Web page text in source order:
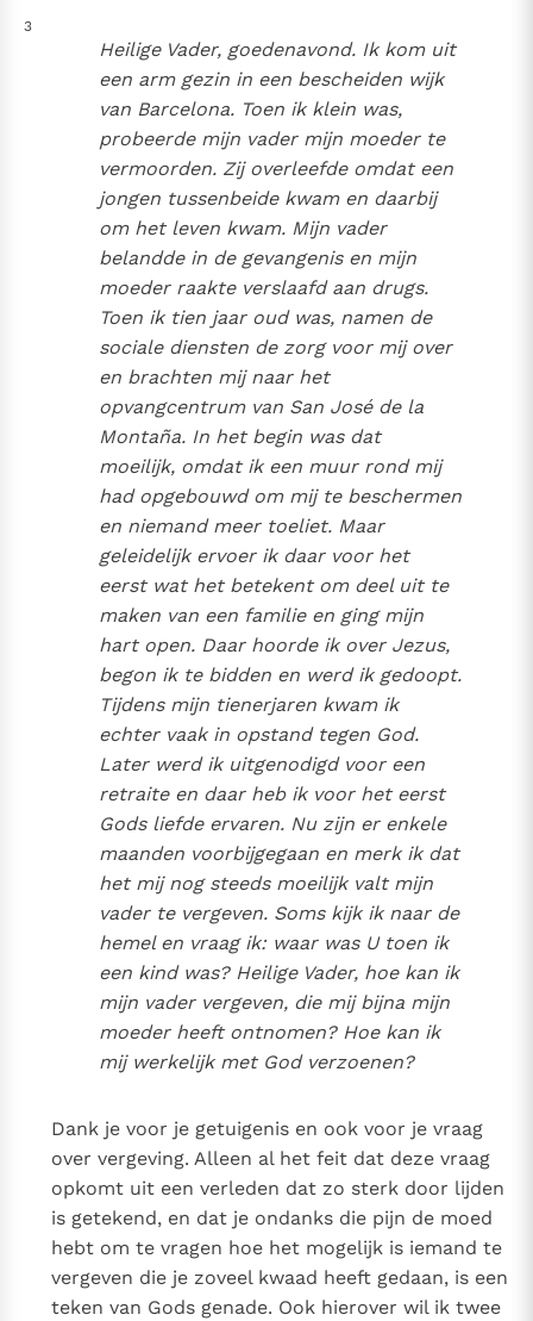
3
Heilige Vader, goedenavond. Ik kom uit
een arm gezin in een bescheiden wijk
van Barcelona. Toen ik klein was,
probeerde mijn vader mijn moeder te
vermoorden. Zij overleefde omdat een
jongen tussenbeide kwam en daarbij
om het leven kwam. Mijn vader
belandde in de gevangenis en mijn
moeder raakte verslaafd aan drugs.
Toen ik tien jaar oud was, namen de
sociale diensten de zorg voor mij over
en brachten mij naar het
opvangcentrum van San José de la
Montaña. In het begin was dat
moeilijk, omdat ik een muur rond mij
had opgebouwd om mij te beschermen
en niemand meer toeliet. Maar
geleidelijk ervoer ik daar voor het
eerst wat het betekent om deel uit te
maken van een familie en ging mijn
hart open. Daar hoorde ik over Jezus,
begon ik te bidden en werd ik gedoopt.
Tijdens mijn tienerjaren kwam ik
echter vaak in opstand tegen God.
Later werd ik uitgenodigd voor een
retraite en daar heb ik voor het eerst
Gods liefde ervaren. Nu zijn er enkele
maanden voorbijgegaan en merk ik dat
het mij nog steeds moeilijk valt mijn
vader te vergeven. Soms kijk ik naar de
hemel en vraag ik: waar was U toen ik
een kind was? Heilige Vader, hoe kan ik
mijn vader vergeven, die mij bijna mijn
moeder heeft ontnomen? Hoe kan ik
mij werkelijk met God verzoenen?
Dank je voor je getuigenis en ook voor je vraag
over vergeving. Alleen al het feit dat deze vraag
opkomt uit een verleden dat zo sterk door lijden
is getekend, en dat je ondanks die pijn de moed
hebt om te vragen hoe het mogelijk is iemand te
vergeven die je zoveel kwaad heeft gedaan, is een
teken van Gods genade. Ook hierover wil ik twee